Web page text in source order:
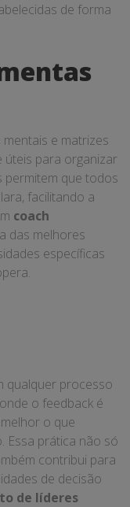
de forma
e matrizes
úteis para organizar
permitem que todos
facilitando a
coach
das melhores
específicas
qualquer processo
o feedback é
o que
Essa prática não só
contribui para
de decisão
de líderes